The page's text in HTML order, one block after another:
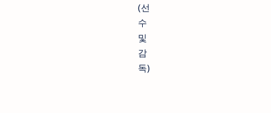
(선
수
및
감
독)